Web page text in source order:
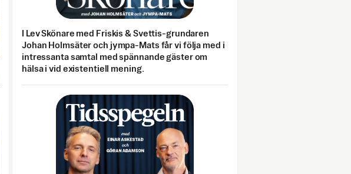
I Lev Skönare med Friskis & Svettis-grundaren
Johan Holmsäter och jympa-Mats får vi följa med i
intressanta samtal med spännande gäster om
hälsa i vid existentiell mening.